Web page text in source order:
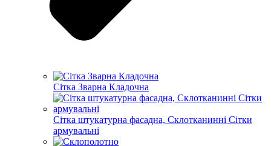
Сітка Зварна Кладочна
Сітка штукатурна фасадна, Склотканинні Сітки
армувальні